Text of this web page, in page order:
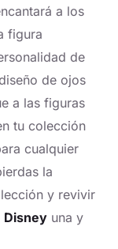
a los
figura
de
de ojos
a las figuras
tu colección
cualquier
la
y revivir
Disney una y